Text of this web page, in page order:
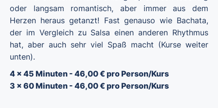
oder langsam romantisch, aber immer aus dem
Herzen heraus getanzt! Fast genauso wie Bachata,
der im Vergleich zu Salsa einen anderen Rhythmus
hat, aber auch sehr viel Spaß macht (Kurse weiter
unten).
4 x 45 Minuten - 46,00 € pro Person/Kurs
3 x 60 Minuten - 46,00 € pro Person/Kurs